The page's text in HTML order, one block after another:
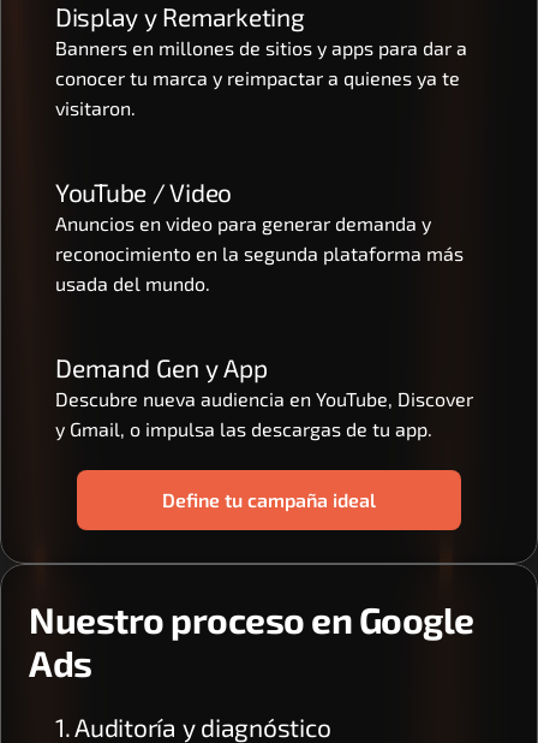
Display y Remarketing
Banners en millones de sitios y apps para dar a
conocer tu marca y reimpactar a quienes ya te
visitaron.
YouTube / Video
Anuncios en video para generar demanda y
reconocimiento en la segunda plataforma más
usada del mundo.
Demand Gen y App
Descubre nueva audiencia en YouTube, Discover
y Gmail, o impulsa las descargas de tu app.
Define tu campaña ideal
Nuestro proceso en Google
Ads
1. Auditoría y diagnóstico